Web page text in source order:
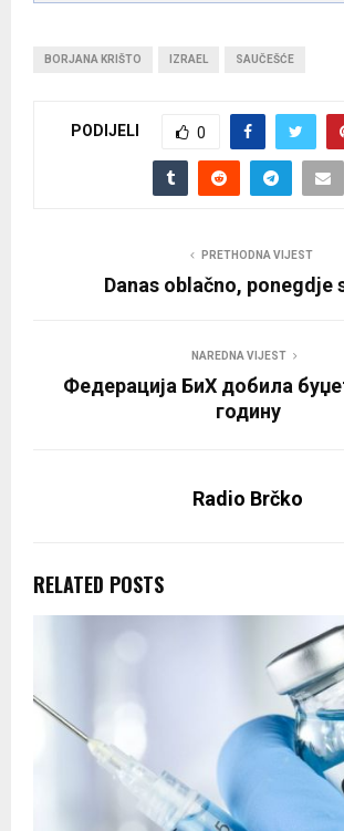
BORJANA KRIŠTO IZRAEL SAUČEŠĆE
PODIJELI 0
PRETHODNA VIJEST
Danas oblačno, ponegdje
NAREDNA VIJEST
Федерација БиХ добила
годину
Radio Brčko
RELATED POSTS